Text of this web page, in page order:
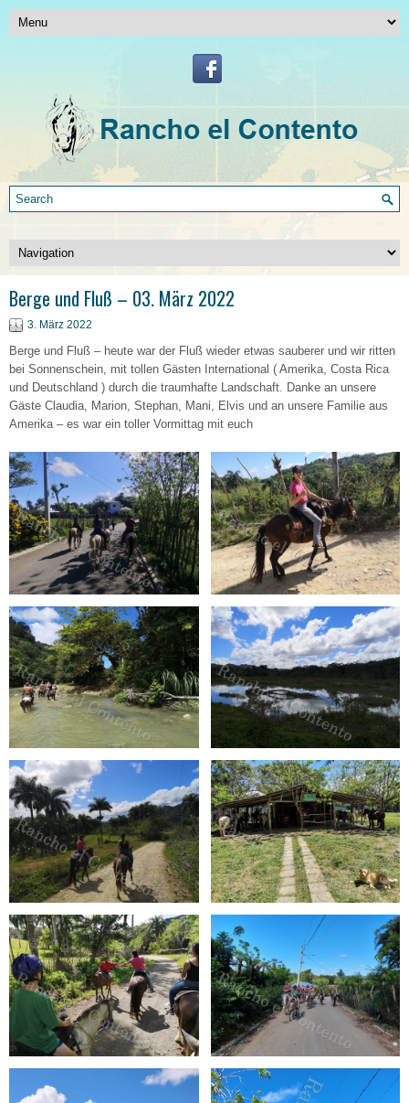
Berge und Fluß – 03. März 2022
3. März 2022
Berge und Fluß – heute war der Fluß wieder etwas sauberer und wir ritten
bei Sonnenschein, mit tollen Gästen International ( Amerika, Costa Rica
und Deutschland ) durch die traumhafte Landschaft. Danke an unsere
Gäste Claudia, Marion, Stephan, Mani, Elvis und an unsere Familie aus
Amerika – es war ein toller Vormittag mit euch